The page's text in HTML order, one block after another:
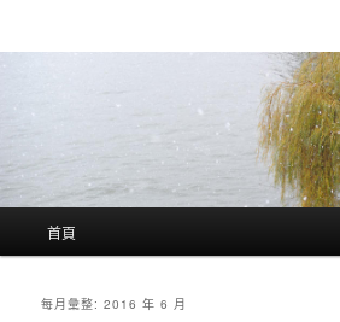
首頁
每月彙整:2016 年 6 月